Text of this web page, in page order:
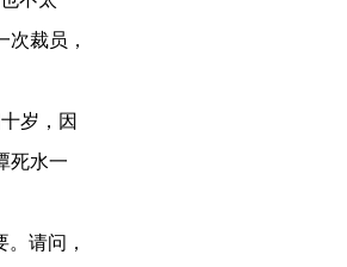
裁员，
岁，因
死水一
请问，